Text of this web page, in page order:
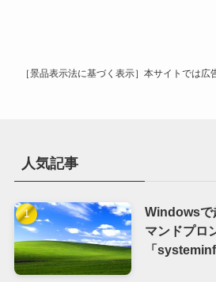
［景品表示法に基づく表示］本サイトでは
人気記事
Windowsで
マンドプロ
「